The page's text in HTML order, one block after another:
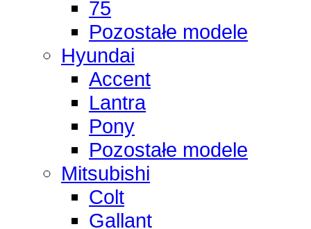
75
Pozostałe modele
Hyundai
Accent
Lantra
Pony
Pozostałe modele
Mitsubishi
Colt
Gallant